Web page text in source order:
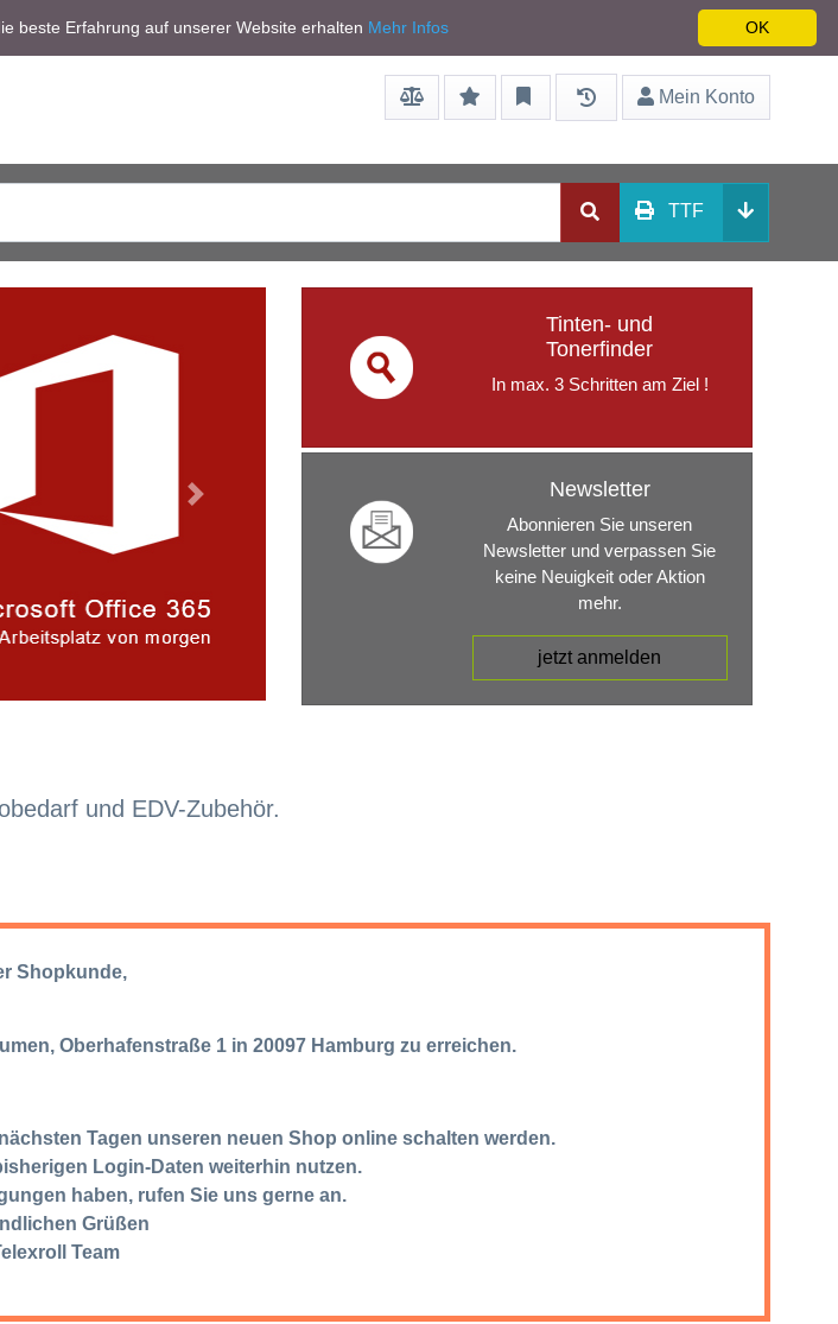
Netto zzgl. Mwst
Mein Konto
TTF
Next
Tinten- und
Tonerfinder
In max. 3 Schritten am Ziel !
Newsletter
Abonnieren Sie unseren
Newsletter und verpassen Sie
keine Neuigkeit oder Aktion
mehr.
jetzt anmelden
und EDV-Zubehör.
Shopkunde,
Oberhafenstraße 1 in 20097 Hamburg zu erreichen.
Tagen unseren neuen Shop online schalten werden.
Login-Daten weiterhin nutzen.
haben, rufen Sie uns gerne an.
Grüßen
Team
OK
beste Erfahrung auf unserer Website erhalten Mehr Infos